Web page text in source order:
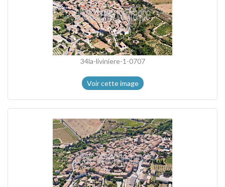
34la-liviniere-1-0707
Voir cette image